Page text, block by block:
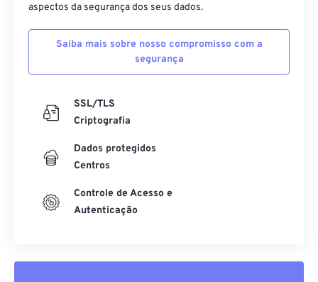
aspectos da segurança dos seus dados.
Saiba mais sobre nosso compromisso com a
segurança
SSL/TLS
Criptografia
Dados protegidos
Centros
Controle de Acesso e
Autenticação